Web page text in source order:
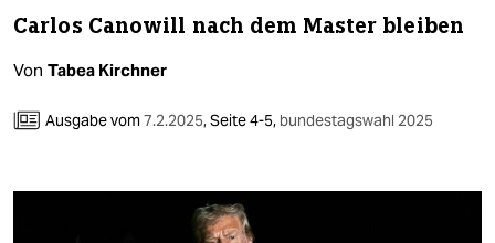
Carlos Canowill nach dem Master bleiben
Von Tabea Kirchner
Ausgabe vom7.2.2025,Seite 4-5, bundestagswahl 2025